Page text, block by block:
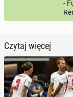
-
Czytaj więcej